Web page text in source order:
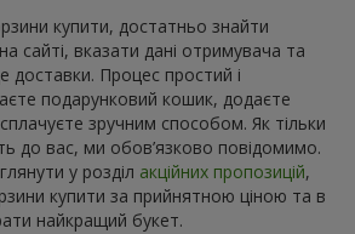
купити, достатньо знайти
сайті, вказати дані отримувача та
доставки. Процес простий і
подарунковий кошик, додаєте
сплачуєте зручним способом. Як тільки
до вас, ми обов’язково повідомимо.
у розділ акційних пропозицій,
купити за прийнятною ціною та в
найкращий букет.